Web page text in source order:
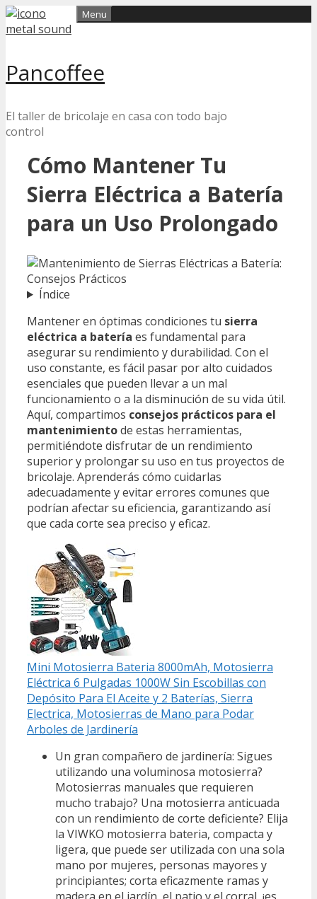
Skip
to
Pancoffee
El taller de bricolaje en casa con todo bajo
control
Menu
Cómo Mantener Tu
Sierra Eléctrica a Batería
para un Uso Prolongado
Índice
Mantener en óptimas condiciones tu sierra
eléctrica a batería es fundamental para
asegurar su rendimiento y durabilidad. Con el
uso constante, es fácil pasar por alto cuidados
esenciales que pueden llevar a un mal
funcionamiento o a la disminución de su vida útil.
Aquí, compartimos consejos prácticos para el
mantenimientode estas herramientas,
permitiéndote disfrutar de un rendimiento
superior y prolongar su uso en tus proyectos de
bricolaje. Aprenderás cómo cuidarlas
adecuadamente y evitar errores comunes que
podrían afectar su eficiencia, garantizando así
que cada corte sea preciso y eficaz.
Mini Motosierra Bateria 8000mAh, Motosierra
Eléctrica 6 Pulgadas 1000W Sin Escobillas con
Depósito Para El Aceite y 2 Baterías, Sierra
Electrica, Motosierras de Mano para Podar
Arboles de Jardinería
Un gran compañero de jardinería: Sigues
utilizando una voluminosa motosierra?
Motosierras manuales que requieren
mucho trabajo? Una motosierra anticuada
con un rendimiento de corte deficiente? Elija
la VIWKO motosierra bateria, compacta y
ligera, que puede ser utilizada con una sola
mano por mujeres, personas mayores y
principiantes; corta eficazmente ramas y